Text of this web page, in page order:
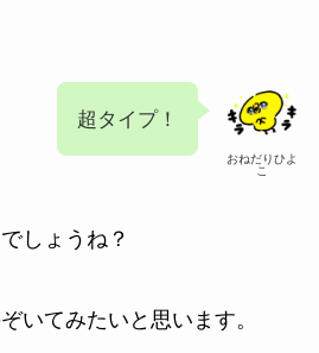
おねだりひよ
こ
超タイプ！
しょうね？
いてみたいと思います。